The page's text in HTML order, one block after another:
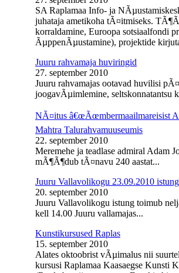
SA Raplamaa Info- ja
juhataja ametikoha tÃ¤itmiseks.
korraldamine, Euroopa sotsiaalfondi
ÃµppenÃµustamine), projektide
Juuru rahvamaja huviringid
27. september 2010
Juuru rahvamajas ootavad huvilisi
joogavÃµimlemine, seltskonnatantsu
NÃ¤itus â€œÃœmbermaailmareisist
Mahtra Talurahvamuuseumis
22. september 2010
Meremehe ja teadlase admiral Adam
mÃ¶Ã¶dub tÃ¤navu 240 aastat...
Juuru Vallavolikogu 23.09.2010 istung
20. september 2010
Juuru Vallavolikogu istung toimub
kell 14.00 Juuru vallamajas...
Kunstikursused Raplas
15. september 2010
Alates oktoobrist vÃµimalus nii
kursusi Raplamaa Kaasaegse Kunsti